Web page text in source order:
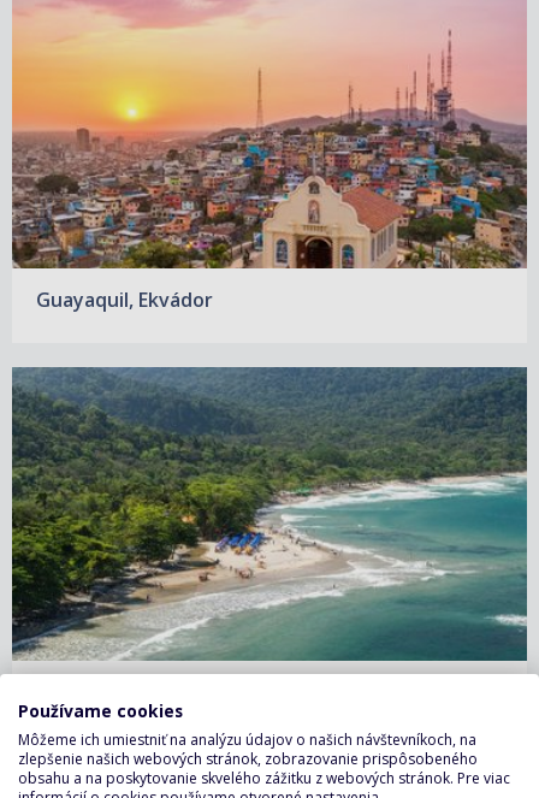
Guayaquil, Ekvádor
Používame cookies
Môžeme ich umiestniť na analýzu údajov o našich návštevníkoch, na
zlepšenie našich webových stránok, zobrazovanie prispôsobeného
obsahu a na poskytovanie skvelého zážitku z webových stránok. Pre viac